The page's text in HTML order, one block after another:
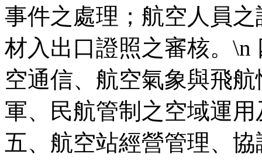
事件之處理；航空人員
材入出口證照之審核。\n
空通信、航空氣象與飛
軍、民航管制之空域運
五、航空站經營管理、